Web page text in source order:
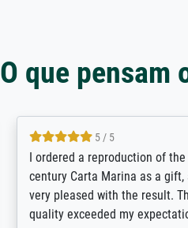
O que pensam
5 / 5
The team at Meisterdrucke
meet its clients demands, and
expert advice on how to obtain
results for the prints